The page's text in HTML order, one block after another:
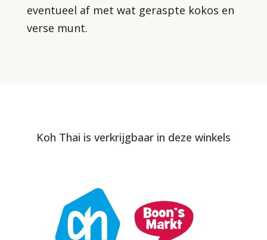
eventueel af met wat geraspte kokos en
verse munt.
Koh Thai is verkrijgbaar in deze winkels